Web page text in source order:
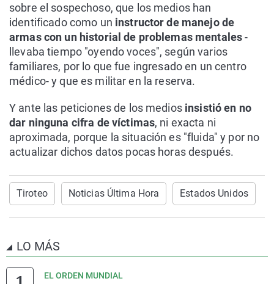
sobre el sospechoso, que los medios han
identificado como un instructor de manejo de
armas con un historial de problemas mentales-
llevaba tiempo "oyendo voces", según varios
familiares, por lo que fue ingresado en un centro
médico- y que es militar en la reserva.
Y ante las peticiones de los medios insistió en no
dar ninguna cifra de víctimas, ni exacta ni
aproximada, porque la situación es "fluida" y por no
actualizar dichos datos pocas horas después.
Tiroteo Noticias Última Hora Estados Unidos
LO MÁS
EL ORDEN MUNDIAL